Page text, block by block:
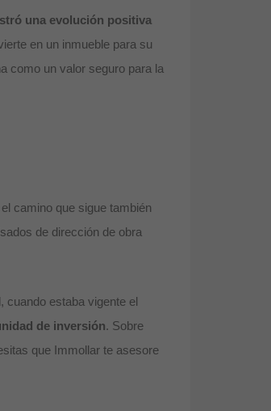
una evolución positiva
en un inmueble para su
como un valor seguro para la
camino que sigue también
de dirección de obra
cuando estaba vigente el
de inversión. Sobre
que Immollar te asesore